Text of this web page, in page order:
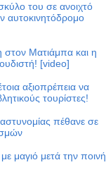
του σε ανοιχτό
αυτοκινητόδρομο
στον Ματιάμπα και η
[video]
αξιοπρέπεια να
τουρίστες!
πέθανε σε
μαγιό μετά την ποινή